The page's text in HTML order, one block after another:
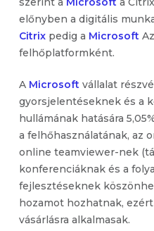
előnyben a digitális
Citrixpedig a Microsoft
felhőplatformként.
A Microsoft vállalat
gyorsjelentéseknek és a
hullámának hatására
a felhőhasználatának, az
online teamviewer-nek
konferenciáknak és a
fejlesztéseknek
hozamot hozhatnak,
vásárlásra alkalmasak.